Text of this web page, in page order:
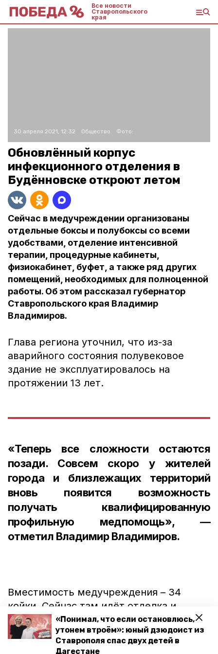
«Понимал, что если остановлюсь,
утонем втроём»: юный дзюдоист из
Ставрополя спас двух детей в
Дагестане
Все новости
Ставропольского
края
30 апреля 2021, 12:32 Общество Фото:
Обновлённый корпус
инфекционного отделения в
Будённовске откроют летом
Сейчас в медучреждении организованы
отдельные боксы и полубоксы со всеми
удобствами, отделение интенсивной
терапии, процедурные кабинеты,
физиокабинет, буфет, а также ряд других
помещений, необходимых для полноценной
работы. Об этом рассказал губернатор
Ставропольского края Владимир
Владимиров.
Глава региона уточнил, что из-за
аварийного состояния полувековое
здание не эксплуатировалось на
протяжении 13 лет.
«Теперь все сложности остаются
позади. Совсем скоро у жителей
города и близлежащих территорий
вновь появится возможность
получать квалифицированную
профильную медпомощь», —
отметил Владимир Владимиров.
Вместимость медучреждения – 34
койки. Сейчас там идёт отделка и
благоустройство территории.
Реконструкция проводится на средства
федерального и краевого бюджетов в